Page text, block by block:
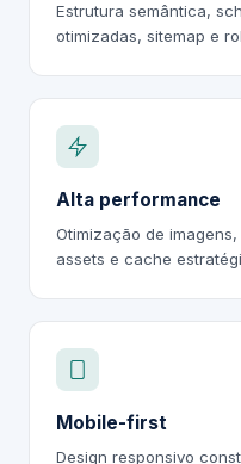
Estrutura semântica,
otimizadas, sitemap e
Alta performance
Otimização de
assets e cache
Mobile-first
Design responsivo